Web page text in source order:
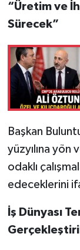
“Üretim ve
Sürecek”
Başkan
yüzyılına yön
odaklı
edeceklerini
İş Dünyası